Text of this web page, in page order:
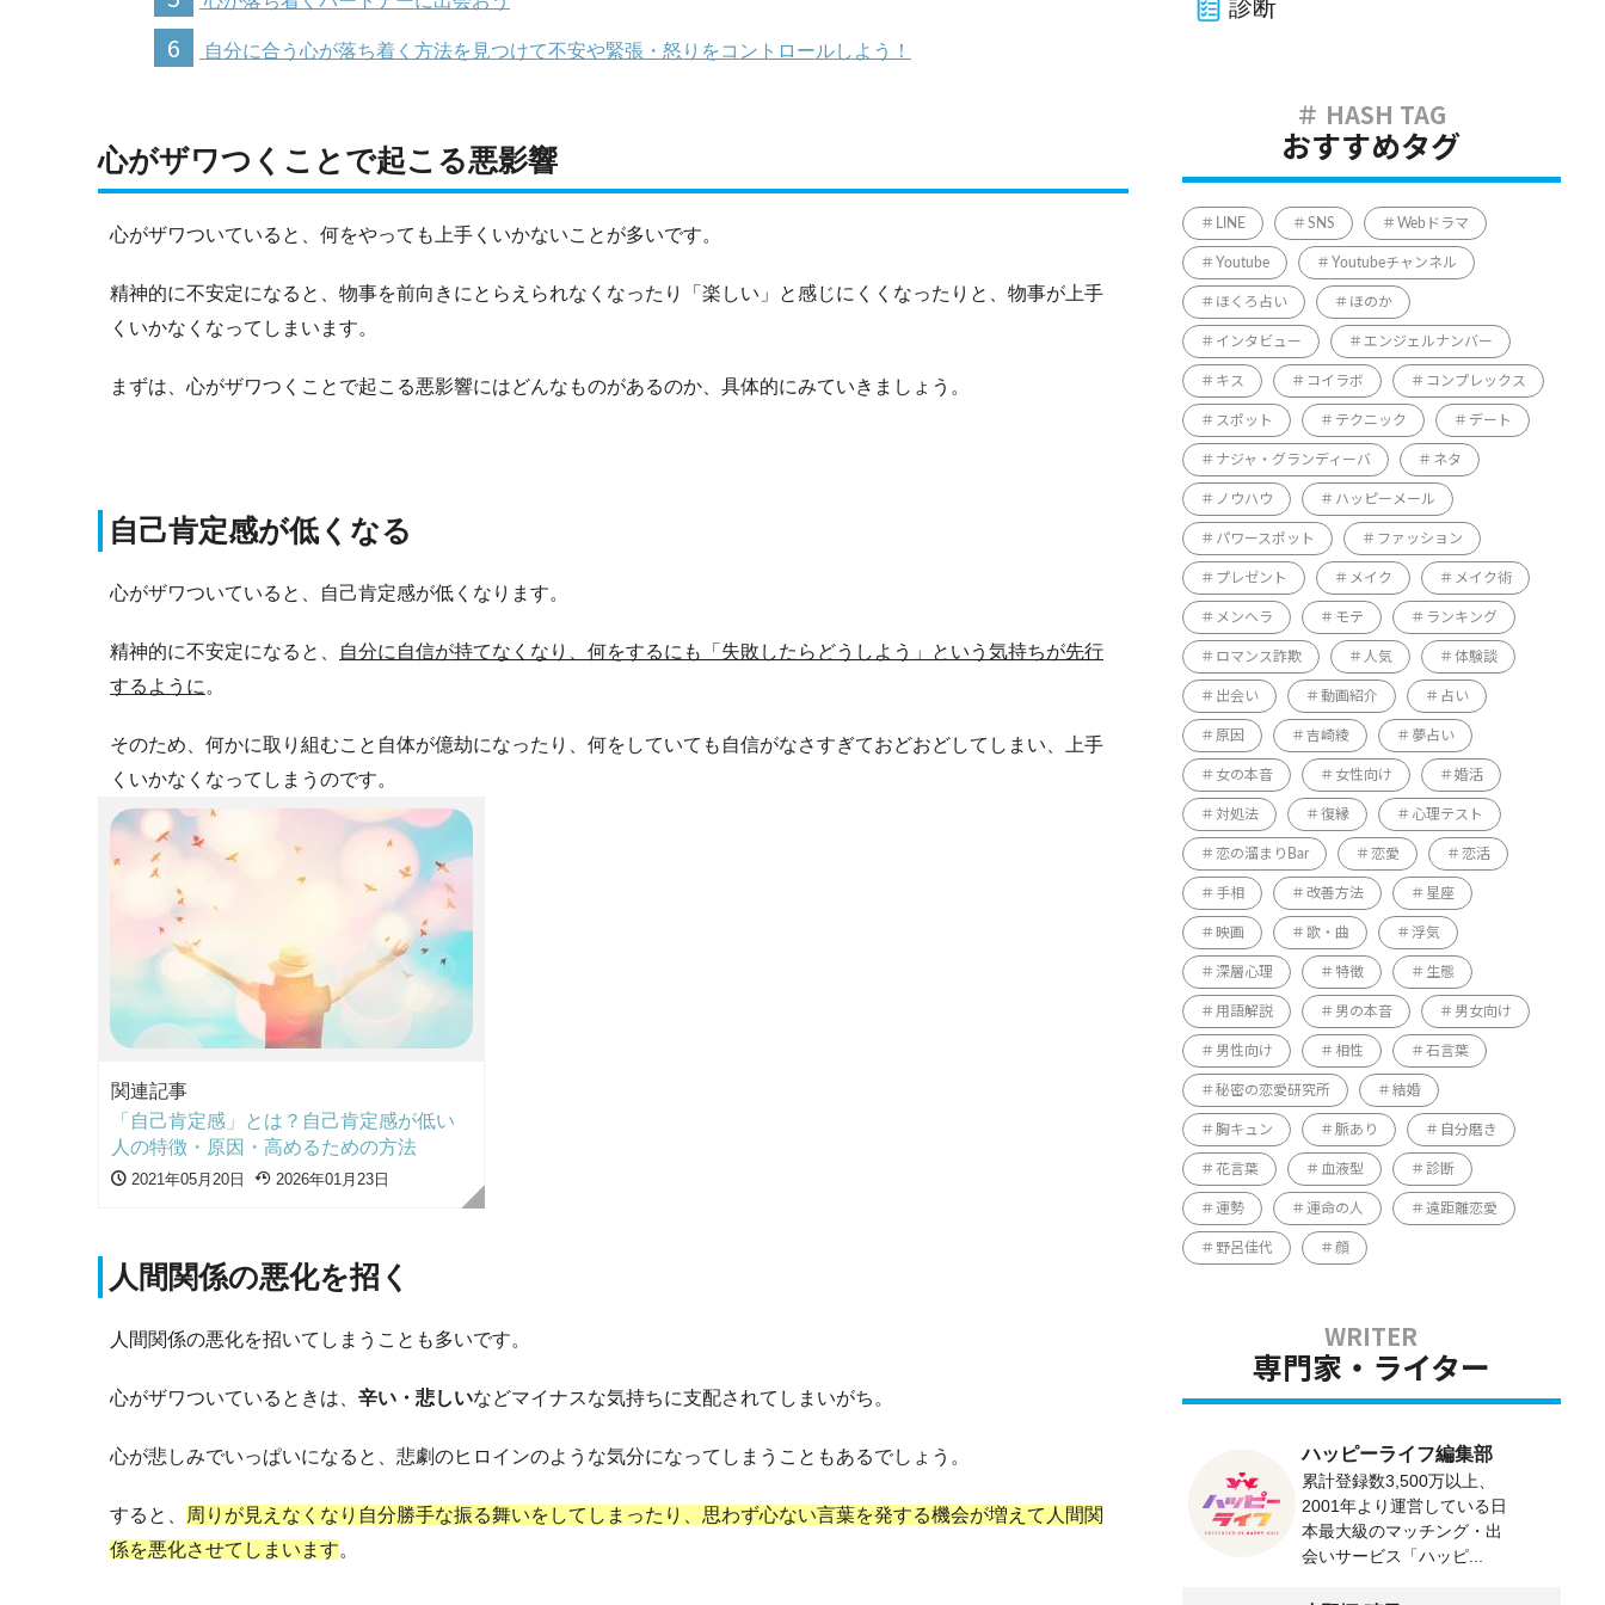
6 自分に合う心が落ち着く方法を見つけて不安や緊張・怒りをコントロールしよう！
心がザワつくことで起こる悪影響
心がザワついていると、何をやっても上手くいかないことが多いです。
精神的に不安定になると、物事を前向きにとらえられなくなったり「楽しい」と感じにくくなったりと、物事が上手
くいかなくなってしまいます。
まずは、心がザワつくことで起こる悪影響にはどんなものがあるのか、具体的にみていきましょう。
自己肯定感が低くなる
心がザワついていると、自己肯定感が低くなります。
精神的に不安定になると、
自分に自信が持てなくなり、何をするにも「失敗したらどうしよう」という気持ちが先行
するように 。
そのため、何かに取り組むこと自体が億劫になったり、何をしていても自信がなさすぎておどおどしてしまい、上手
くいかなくなってしまうのです。
関連記事
「自己肯定感」とは？自己肯定感が低い
人の特徴・原因・高めるための方法
2021年05月20日 2026年01月23日
人間関係の悪化を招く
人間関係の悪化を招いてしまうことも多いです。
心がザワついているときは、 辛い・悲しいなどマイナスな気持ちに支配されてしまいがち。
心が悲しみでいっぱいになると、悲劇のヒロインのような気分になってしまうこともあるでしょう。
すると、
周りが見えなくなり自分勝手な振る舞いをしてしまったり、思わず心ない言葉を発する機会が増えて人間関
係を悪化させてしまいます。
診断
おすすめタグ
LINE SNS Webドラマ
Youtube Youtubeチャンネル
ほくろ占い ほのか
インタビュー エンジェルナンバー
キス コイラボ コンプレックス
スポット テクニック デート
ナジャ・グランディーバ ネタ
ノウハウ ハッピーメール
パワースポット ファッション
プレゼント メイク メイク術
メンヘラ モテ ランキング
ロマンス詐欺 人気 体験談
出会い 動画紹介 占い
原因 吉崎綾 夢占い
女の本音 女性向け 婚活
対処法 復縁 心理テスト
恋の溜まりBar 恋愛 恋活
手相 改善方法 星座
映画 歌・曲 浮気
深層心理 特徴 生態
用語解説 男の本音 男女向け
男性向け 相性 石言葉
秘密の恋愛研究所 結婚
胸キュン 脈あり 自分磨き
花言葉 血液型 診断
運勢 運命の人 遠距離恋愛
野呂佳代 顔
専門家・ライター
ハッピーライフ編集部
累計登録数3,500万以上、
2001年より運営している日
本最大級のマッチング・出
会いサービス「ハッピ...